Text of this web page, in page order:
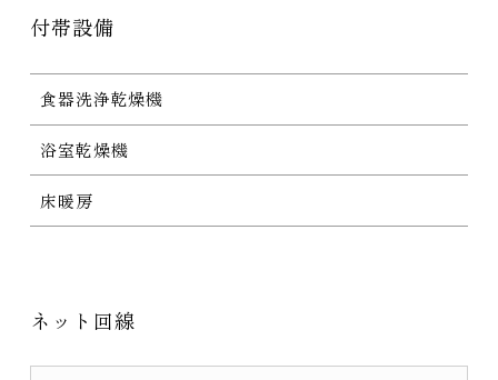
付帯設備
食器洗浄乾燥機
浴室乾燥機
床暖房
ネット回線